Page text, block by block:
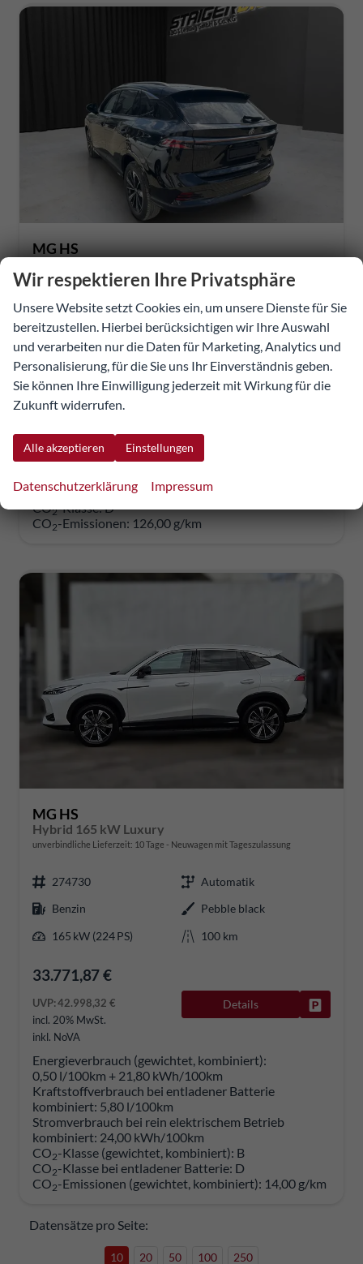
MG HS
sofort lieferbar Vorführwagen
268551
Automatik
Hybrid Benzin
Pebble Black
165 kW (224 PS)
10 km
01.04.2026
incl. 20% MwSt.
Verbrauch kombiniert:5,50 l/100km
CO2-Klasse:D
CO2-Emissionen: 126,00 g/km
MG HS
Hybrid 165 kW Luxury
unverbindliche Lieferzeit: 10 Tage Neuwagen mit Tageszulassung
274730
Automatik
Benzin
Pebble black
165 kW (224 PS)
100 km
33.771,87 €
UVP:42.998,32 €
incl. 20% MwSt.
inkl. NoVA
Details
Energieverbrauch (gewichtet, kombiniert):
0,50 l/100km + 21,80 kWh/100km
Kraftstoffverbrauch bei entladener Batterie
kombiniert: 5,80 l/100km
Stromverbrauch bei rein elektrischem Betrieb
kombiniert: 24,00 kWh/100km
CO2-Klasse (gewichtet, kombiniert): B
CO2-Klasse bei entladener Batterie: D
CO2-Emissionen (gewichtet, kombiniert): 14,00 g/km
Datensätze pro Seite:
10 20 50 100 250
Wir respektieren Ihre Privatsphäre
Unsere Website setzt Cookies ein, um unsere Dienste für Sie
bereitzustellen. Hierbei berücksichtigen wir Ihre Auswahl
und verarbeiten nur die Daten für Marketing, Analytics und
Personalisierung, für die Sie uns Ihr Einverständnis geben.
Sie können Ihre Einwilligung jederzeit mit Wirkung für die
Zukunft widerrufen.
Alle akzeptieren Einstellungen
Datenschutzerklärung Impressum